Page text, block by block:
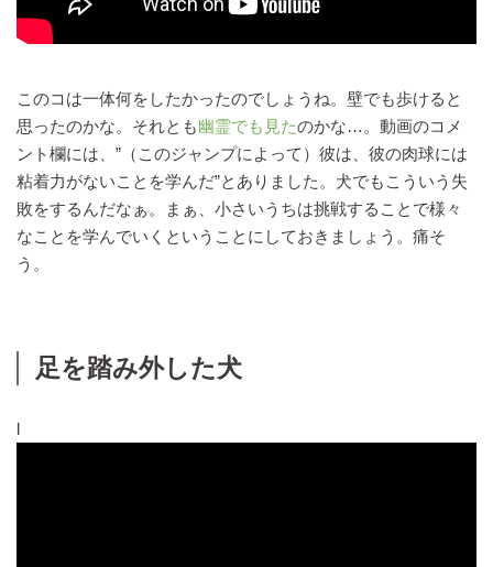
このコは一体何をしたかったのでしょうね。壁でも歩けると
思ったのかな。それとも幽霊でも見たのかな…。動画のコメ
ント欄には、”（このジャンプによって）彼は、彼の肉球には
粘着力がないことを学んだ”とありました。犬でもこういう失
敗をするんだなぁ。まぁ、小さいうちは挑戦することで様々
なことを学んでいくということにしておきましょう。痛そ
う。
足を踏み外した犬
l